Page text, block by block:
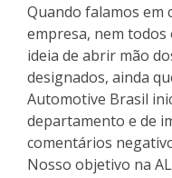
Quando falamos em
empresa, nem
ideia de abrir mão
designados, ainda
Automotive Brasil
departamento e de
comentários
Nosso objetivo na